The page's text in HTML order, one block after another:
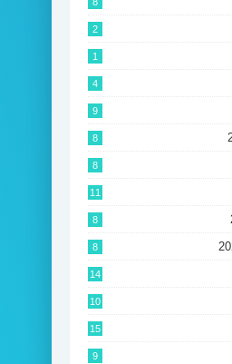
2
1
4
9
8
8
11
8
8
14
10
15
9